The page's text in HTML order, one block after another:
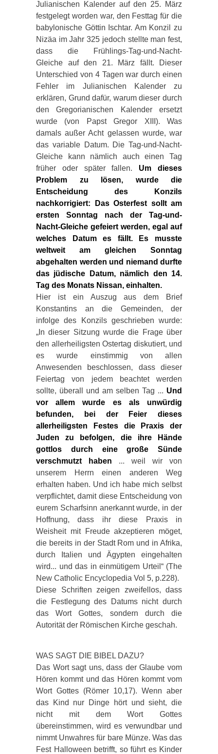
Julianischen Kalender auf den 25. März
festgelegt worden war, den Festtag für die
babylonische Göttin Ischtar. Am Konzil zu
Nizäa im Jahr 325 jedoch stellte man fest,
dass die Frühlings-Tag-und-Nacht-
Gleiche auf den 21. März fällt. Dieser
Unterschied von 4 Tagen war durch einen
Fehler im Julianischen Kalender zu
erklären, Grund dafür, warum dieser durch
den Gregorianischen Kalender ersetzt
wurde (von Papst Gregor XIII). Was
damals außer Acht gelassen wurde, war
das variable Datum. Die Tag-und-Nacht-
Gleiche kann nämlich auch einen Tag
früher oder später fallen. Um dieses
Problem zu lösen, wurde die
Entscheidung des Konzils
nachkorrigiert: Das Osterfest sollt am
ersten Sonntag nach der Tag-und-
Nacht-Gleiche gefeiert werden, egal auf
welches Datum es fällt. Es musste
weltweit am gleichen Sonntag
abgehalten werden und niemand durfte
das jüdische Datum, nämlich den 14.
Tag des Monats Nissan, einhalten.
Hier ist ein Auszug aus dem Brief
Konstantins an die Gemeinden, der
infolge des Konzils geschrieben wurde:
„In dieser Sitzung wurde die Frage über
den allerheiligsten Ostertag diskutiert, und
es wurde einstimmig von allen
Anwesenden beschlossen, dass dieser
Feiertag von jedem beachtet werden
sollte, überall und am selben Tag ... Und
vor allem wurde es als unwürdig
befunden, bei der Feier dieses
allerheiligsten Festes die Praxis der
Juden zu befolgen, die ihre Hände
gottlos durch eine große Sünde
verschmutzt haben ... weil wir von
unserem Herrn einen anderen Weg
erhalten haben. Und ich habe mich selbst
verpflichtet, damit diese Entscheidung von
eurem Scharfsinn anerkannt wurde, in der
Hoffnung, dass ihr diese Praxis in
Weisheit mit Freude akzeptieren möget,
die bereits in der Stadt Rom und in Afrika,
durch Italien und Ägypten eingehalten
wird... und das in einmütigem Urteil“ (The
New Catholic Encyclopedia Vol 5, p.228).
Diese Schriften zeigen zweifellos, dass
die Festlegung des Datums nicht durch
das Wort Gottes, sondern durch die
Autorität der Römischen Kirche geschah.
WAS SAGT DIE BIBEL DAZU?
Das Wort sagt uns, dass der Glaube vom
Hören kommt und das Hören kommt vom
Wort Gottes (Römer 10,17). Wenn aber
das Kind nur Dinge hört und sieht, die
nicht mit dem Wort Gottes
übereinstimmen, wird es verwundbar und
nimmt Unwahres für bare Münze. Was das
Fest Halloween betrifft, so führt es Kinder